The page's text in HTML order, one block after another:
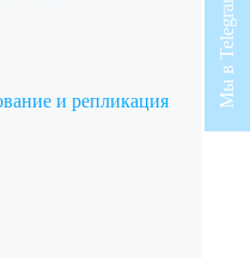
Мы в Telegram
и репликация